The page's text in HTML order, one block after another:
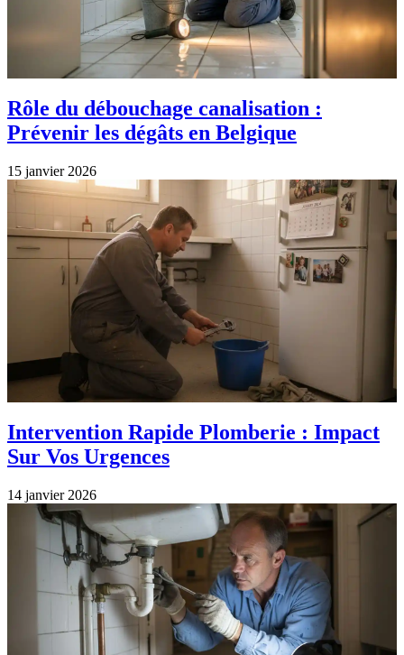
Rôle du débouchage canalisation :
Prévenir les dégâts en Belgique
15 janvier 2026
Intervention Rapide Plomberie : Impact
Sur Vos Urgences
14 janvier 2026